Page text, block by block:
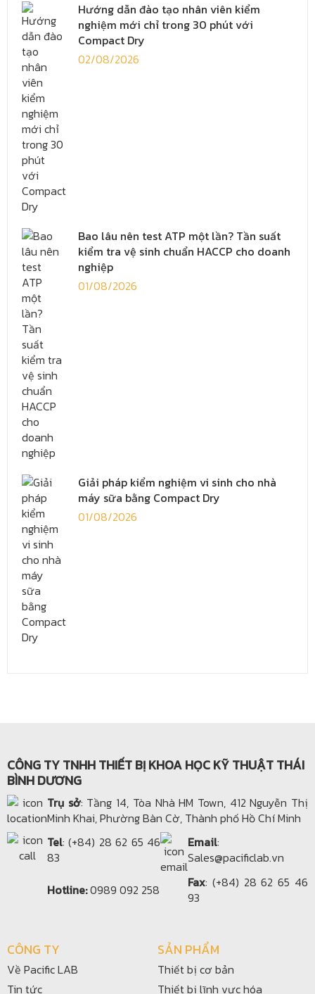
Hướng dẫn đào tạo nhân viên kiểm
nghiệm mới chỉ trong 30 phút với
Compact Dry
02/08/2026
Bao lâu nên test ATP một lần? Tần suất
kiểm tra vệ sinh chuẩn HACCP cho doanh
nghiệp
01/08/2026
Giải pháp kiểm nghiệm vi sinh cho nhà
máy sữa bằng Compact Dry
01/08/2026
CÔNG TY TNHH THIẾT BỊ KHOA HỌC KỸ THUẬT THÁI
BÌNH DƯƠNG
Trụ sở: Tầng 14, Tòa Nhà HM Town, 412 Nguyễn Thị
Minh Khai, Phường Bàn Cờ, Thành phố Hồ Chí Minh
Tel: (+84) 28 62 65 46
83
Email:
Sales@pacificlab.vn
Hotline:0989 092 258 Fax: (+84) 28 62 65 46
93
CÔNG TY
Về Pacific LAB
Tin tức
SẢN PHẨM
Thiết bị cơ bản
Thiết bị lĩnh vực hóa